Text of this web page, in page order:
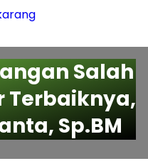
Salah
Terbaiknya,
Sp.BM